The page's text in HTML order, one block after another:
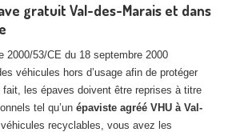
gratuit Val-des-Marais et dans
2000/53/CE du 18 septembre 2000
véhicules hors d’usage afin de protéger
fait, les épaves doivent être reprises à titre
tel qu’un épaviste agréé VHU à Val-
recyclables, vous avez les